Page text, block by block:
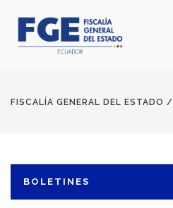
FISCALÍA GENERAL DEL ESTADO /
BOLETINES